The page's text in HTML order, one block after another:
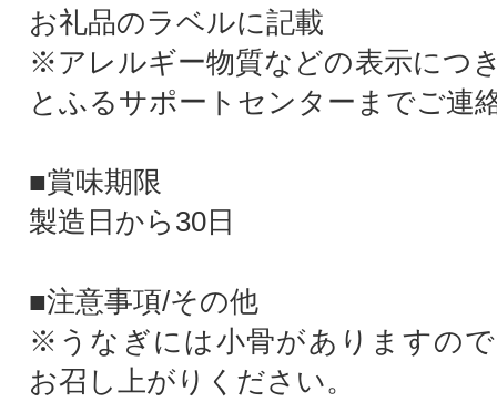
お礼品のラベルに記載
※アレルギー物質などの表示につ
とふるサポートセンターまでご連
■賞味期限
製造日から30日
■注意事項/その他
※うなぎには小骨がありますの
お召し上がりください。